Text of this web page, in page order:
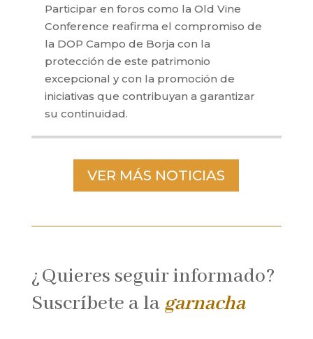
Participar en foros como la Old Vine
Conference reafirma el compromiso de
la DOP Campo de Borja con la
protección de este patrimonio
excepcional y con la promoción de
iniciativas que contribuyan a garantizar
su continuidad.
VER MÁS NOTICIAS
¿Quieres seguir informado?
Suscríbete a la garnacha